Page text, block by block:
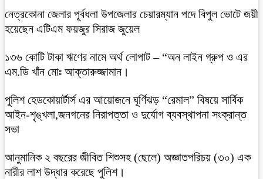
নেত্রকোনা জেলার পূর্বধলা উপজেলার চেয়ারম্যান পদে বিপুল ভোটে জয়ী
হয়েছেন এটিএম ফয়জুর সিরাজ জুয়েল
১৩৬ কোটি টাকা ঋণের নামে অর্থ লোপাট – “অন লাইন গ্রুপ ও এর
এম.ডি খাঁন মোঃ আক্তারুজ্জামান।
পুলিশ হেডকোয়ার্টার্স এর আয়োজনে ঘূর্ণিঝড় “রেমাল” বিষয়ে সার্বিক
আইন-শৃঙ্খলা,জনগনের নিরাপত্তা ও দুর্যোগ ব্যবস্থাপনা সংক্রান্ত
সভা
আনুমানিক ২ বছরের জীবিত শিশুসহ (ছেলে) অজ্ঞাতপরিচয় (৩০) এক
নারীর লাশ উদ্ধার করেছে পুলিশ।